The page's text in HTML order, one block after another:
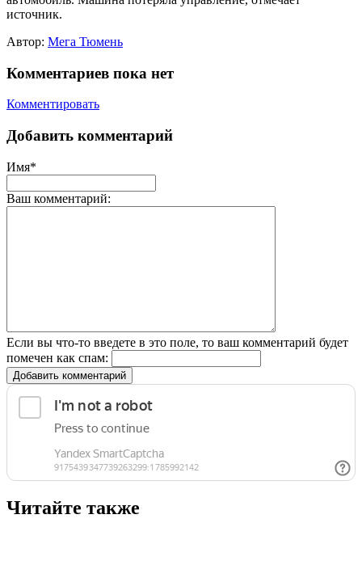
источник.
Автор: Мега Тюмень
Комментариев пока нет
Комментировать
Добавить комментарий
Имя*
Ваш комментарий:
Если вы что-то введете в это поле, то ваш комментарий будет
помечен как спам:
Добавить комментарий
Читайте также